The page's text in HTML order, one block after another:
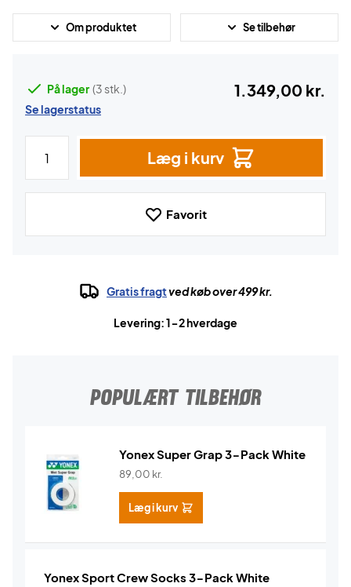
Om produktet Se tilbehør
På lager (3 stk.)
Se lagerstatus
1.349,00 kr.
Læg i kurv
Favorit
Gratis fragtved køb over 499 kr.
Levering: 1-2 hverdage
POPULÆRT TILBEHØR
Yonex Super Grap 3-Pack White
89,00 kr.
Læg i kurv
Yonex Sport Crew Socks 3-Pack White